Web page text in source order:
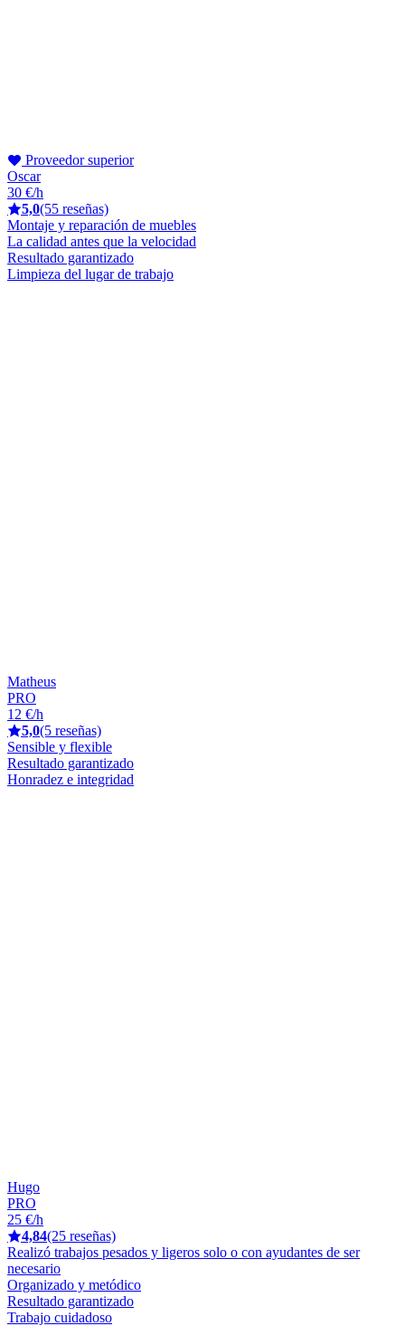
Proveedor superior
Oscar
30 €/h
5,0(55 reseñas)
Montaje y reparación de muebles
La calidad antes que la velocidad
Resultado garantizado
Limpieza del lugar de trabajo
Matheus
PRO
12 €/h
5,0(5 reseñas)
Sensible y flexible
Resultado garantizado
Honradez e integridad
Hugo
PRO
25 €/h
4,84(25 reseñas)
Realizó trabajos pesados y ligeros solo o con ayudantes de ser
necesario
Organizado y metódico
Resultado garantizado
Trabajo cuidadoso